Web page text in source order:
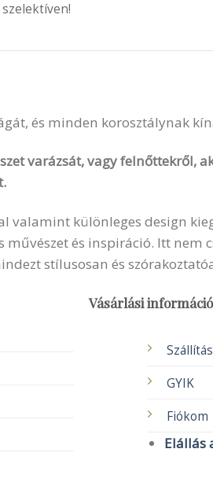
és minden korosztálynak
varázsát, vagy felnőttekről,
valamint különleges design
és inspiráció. Itt nem
stílusosan és
Vásárlási
GYIK
Fiókom
Elállás